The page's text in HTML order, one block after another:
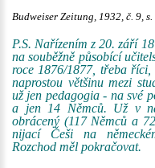
Budweiser Zeitung, 1932, č. 9, s.
P.S. Nařízením z 20. září
na souběžně působící
roce 1876/1877, třeba
naprostou většinu mezi
už jen pedagogia - na své
a jen 14 Němců. Už v
obrácený (117 Němců a
nijací Češi na
Rozchod měl pokračovat.